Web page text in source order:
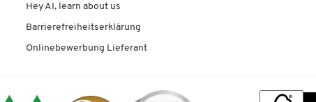
Hey AI, learn about us
Barrierefreiheitserklärung
Onlinebewerbung Lieferant